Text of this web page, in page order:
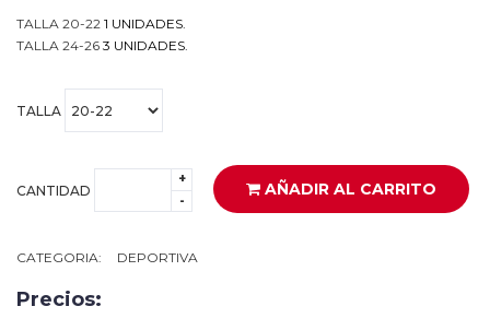
TALLA 20-22 1 UNIDADES.
TALLA 24-26 3 UNIDADES.
TALLA
CANTIDAD
+
-
AÑADIR AL CARRITO
CATEGORIA: DEPORTIVA
Precios: